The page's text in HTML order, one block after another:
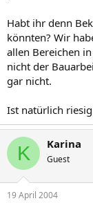
Habt ihr denn
könnten? Wir
allen Bereichen
nicht der
gar nicht.
Ist natürlich
K Karina
Guest
19 April 2004